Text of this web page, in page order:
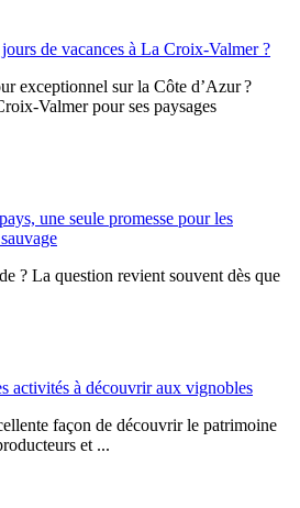
de vacances à La Croix-Valmer ?
exceptionnel sur la Côte d’Azur ?
Valmer pour ses paysages
une seule promesse pour les
? La question revient souvent dès que
activités à découvrir aux vignobles
façon de découvrir le patrimoine
et ...